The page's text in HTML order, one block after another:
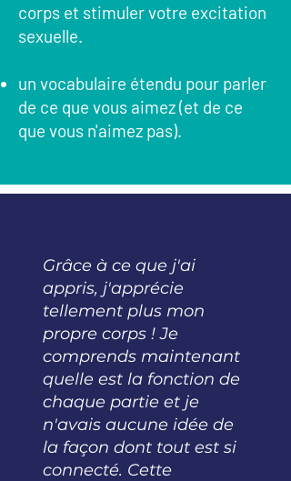
corps et stimuler votre excitation
sexuelle.
un vocabulaire étendu pour parler
de ce que vous aimez (et de ce
que vous n'aimez pas).
Grâce à ce que j'ai
appris, j'apprécie
tellement plus mon
propre corps ! Je
comprends maintenant
quelle est la fonction de
chaque partie et je
n'avais aucune idée de
la façon dont tout est si
connecté. Cette